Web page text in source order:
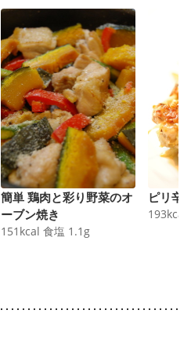
簡単 鶏肉と彩り野菜のオ
ーブン焼き
151 kcal 食塩 1.1 g
ピリ辛
193kcal